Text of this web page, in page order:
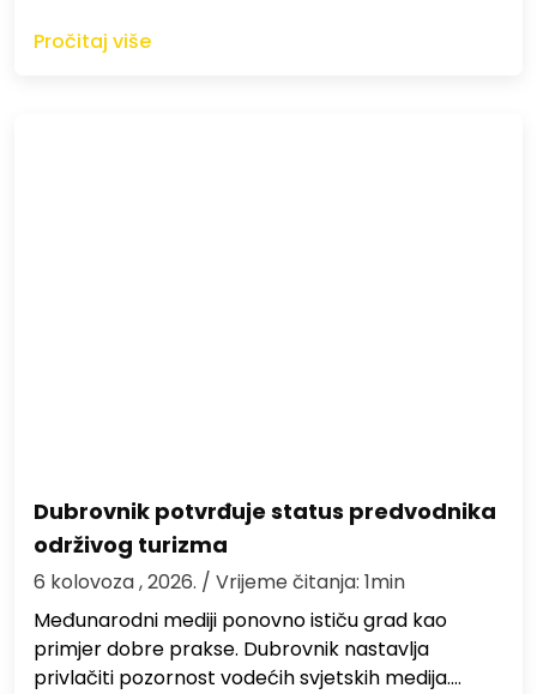
Pročitaj više
Dubrovnik potvrđuje status predvodnika
održivog turizma
6 kolovoza , 2026. / Vrijeme čitanja: 1min
Međunarodni mediji ponovno ističu grad kao
primjer dobre prakse. Dubrovnik nastavlja
privlačiti pozornost vodećih svjetskih medija.…